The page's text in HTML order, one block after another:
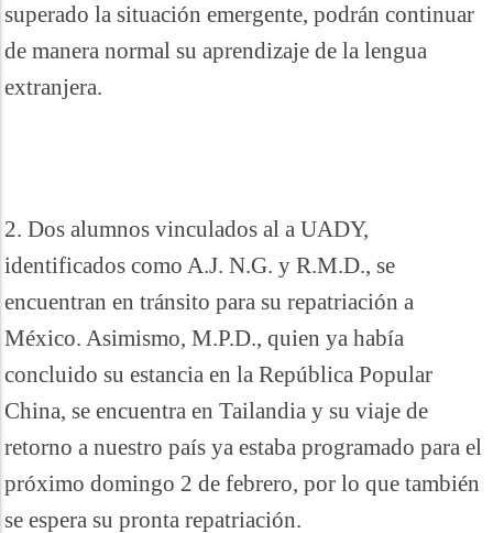
superado la situación emergente, podrán continuar
de manera normal su aprendizaje de la lengua
extranjera.
2. Dos alumnos vinculados al a UADY,
identificados como A.J. N.G. y R.M.D., se
encuentran en tránsito para su repatriación a
México. Asimismo, M.P.D., quien ya había
concluido su estancia en la República Popular
China, se encuentra en Tailandia y su viaje de
retorno a nuestro país ya estaba programado para el
próximo domingo 2 de febrero, por lo que también
se espera su pronta repatriación.